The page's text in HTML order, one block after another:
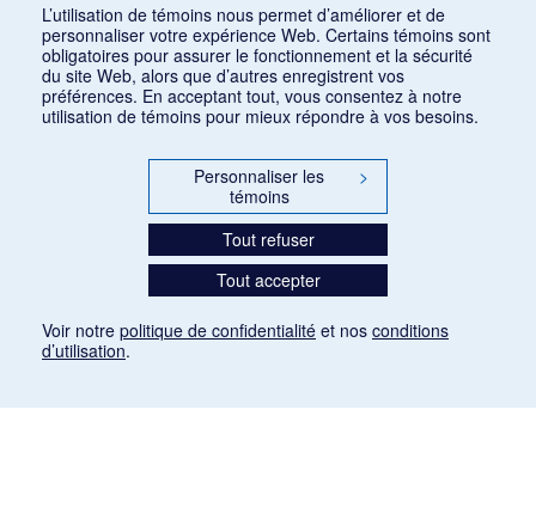
L’utilisation de témoins nous permet d’améliorer et de
personnaliser votre expérience Web. Certains témoins sont
obligatoires pour assurer le fonctionnement et la sécurité
du site Web, alors que d’autres enregistrent vos
préférences. En acceptant tout, vous consentez à notre
utilisation de témoins pour mieux répondre à vos besoins.
Personnaliser les
témoins
>
Tout refuser
Tout accepter
Voir notre politique de confidentialité et nos conditions
d’utilisation.